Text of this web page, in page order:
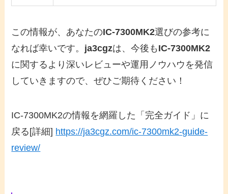
この情報が、あなたのIC-7300MK2選びの参考に
なれば幸いです。 ja3cgzは、今後も IC-7300MK2
に関するより深いレビューや運用ノウハウを発信
していきますので、ぜひご期待ください！
IC-7300MK2の情報を網羅した「完全ガイド」に
戻る [詳細] https://ja3cgz.com/ic-7300mk2-guide-
review/